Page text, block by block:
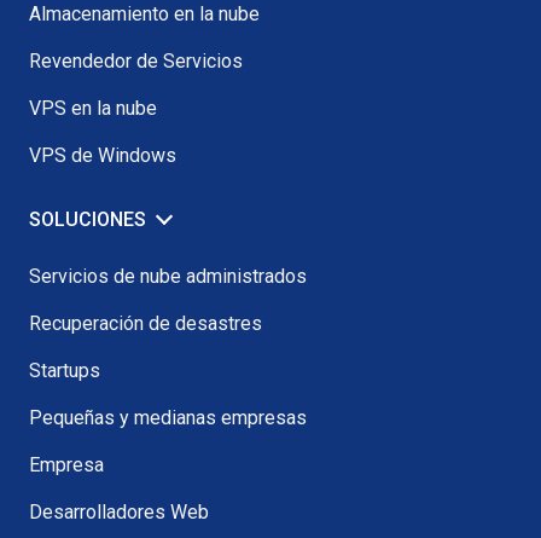
Almacenamiento en la nube
Revendedor de Servicios
VPS en la nube
VPS de Windows
SOLUCIONES
Servicios de nube administrados
Recuperación de desastres
Startups
Pequeñas y medianas empresas
Empresa
Desarrolladores Web